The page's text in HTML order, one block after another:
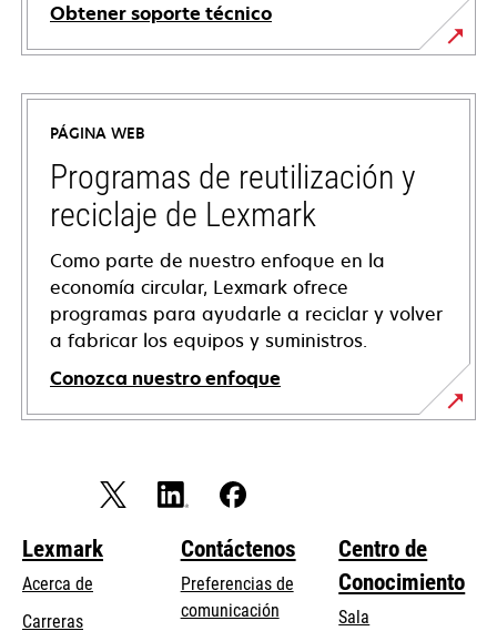
Obtener soporte técnico
opens
in
new
tab
PÁGINA WEB
Programas de reutilización y
reciclaje de Lexmark
Como parte de nuestro enfoque en la
economía circular, Lexmark ofrece
programas para ayudarle a reciclar y volver
a fabricar los equipos y suministros.
Conozca nuestro enfoque
Lexmark
Acerca de
Carreras
Contáctenos
Preferencias de
comunicación
Centro de
Conocimiento
Sala